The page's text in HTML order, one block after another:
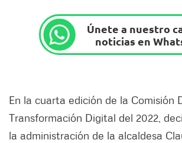
Únete a nuestro
noticias en
En la cuarta edición de la Comisión
Transformación Digital del 2022,
la administración de la alcaldesa